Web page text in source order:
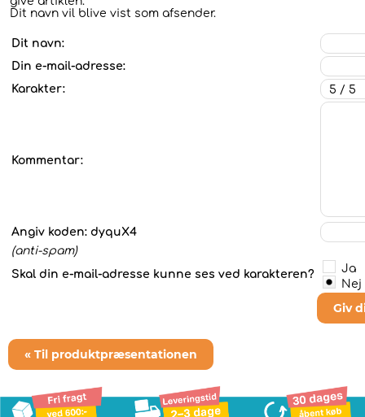
Dit navn vil blive vist som afsender.
Dit navn:
Din e-mail-adresse:
Karakter:
Kommentar:
Angiv koden: dyquX4
(anti-spam)
Skal din e-mail-adresse kunne ses ved karakteren?
Ja
Nej
Giv
« Til produktpræsentationen